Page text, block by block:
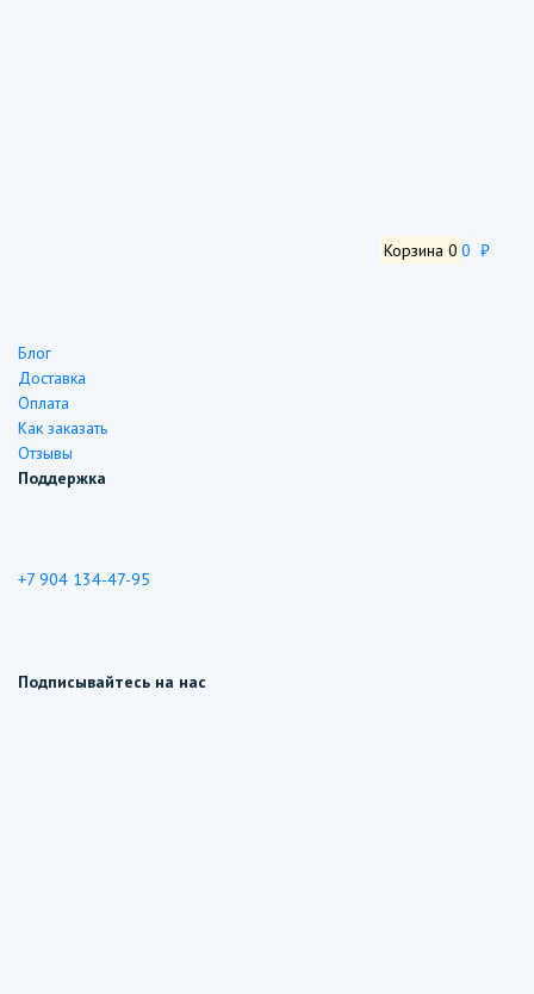
Корзина 0 0 ₽
Блог
Доставка
Оплата
Как заказать
Отзывы
Поддержка
+7 904 134-47-95
Подписывайтесь на нас